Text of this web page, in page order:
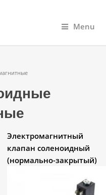
Menu
Электромагнитный
клапан соленоидный
(нормально-закрытый)